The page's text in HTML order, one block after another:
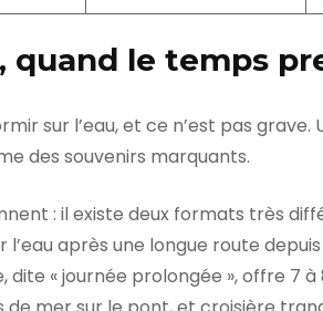
quand le temps
sur l’eau, et ce n’est pas grave.
des souvenirs marquants.
: il existe deux formats très
après une longue route
« journée prolongée », offre 7 à